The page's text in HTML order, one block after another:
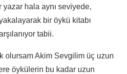
yazar hala aynı seviyede,
bir öykü kitabı
tabii.
olursam Akim Sevgilim üç uzun
öykülerin bu kadar uzun